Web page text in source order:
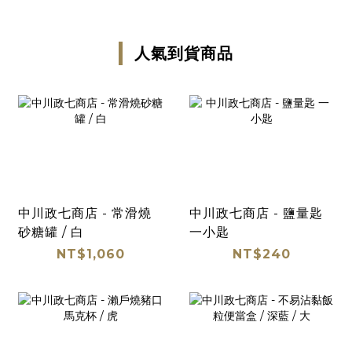
人氣到貨商品
中川政七商店 - 常滑燒
砂糖罐 / 白
NT$1,060
中川政七商店 - 鹽量匙
一小匙
NT$240